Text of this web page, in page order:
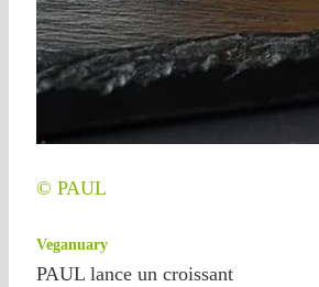
© PAUL
Veganuary
PAUL lance un croissant